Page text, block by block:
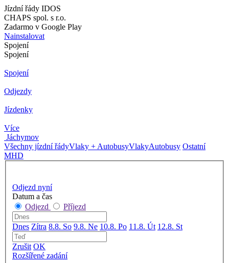
Jízdní řády IDOS
CHAPS spol. s r.o.
Zadarmo v Google Play
Nainstalovat
Spojení
Spojení
Spojení
Odjezdy
Jízdenky
Více
Jáchymov
Všechny jízdní řádyVlaky + AutobusyVlakyAutobusy Ostatní
MHD
Odjezd nyní
Datum a čas
Odjezd
Příjezd
Dnes Zítra 8.8. So 9.8. Ne 10.8. Po 11.8. Út 12.8. St
Zrušit OK
Rozšířené zadání